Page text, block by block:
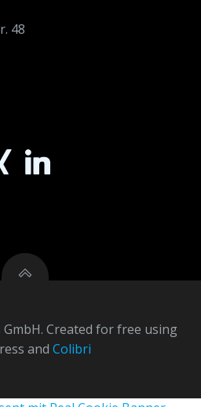
48
Created for free using
and Colibri